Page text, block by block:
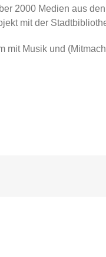
2000 Medien aus
mit der
mit Musik und